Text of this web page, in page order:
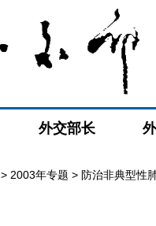
外交部长
> 2003年专题 > 防治非典型性